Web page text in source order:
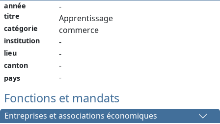
année
titre
catégorie
institution
lieu
canton
pays
-
Apprentissage
commerce
-
-
-
-
Fonctions et mandats
Entreprises et associations économiques